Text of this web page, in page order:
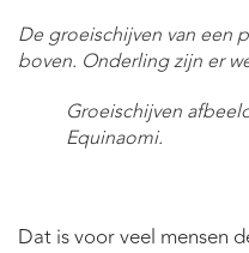
De groeischijven van een
boven. Onderling zijn er
Groeischijven
Equinaomi.
Dat is voor veel mensen